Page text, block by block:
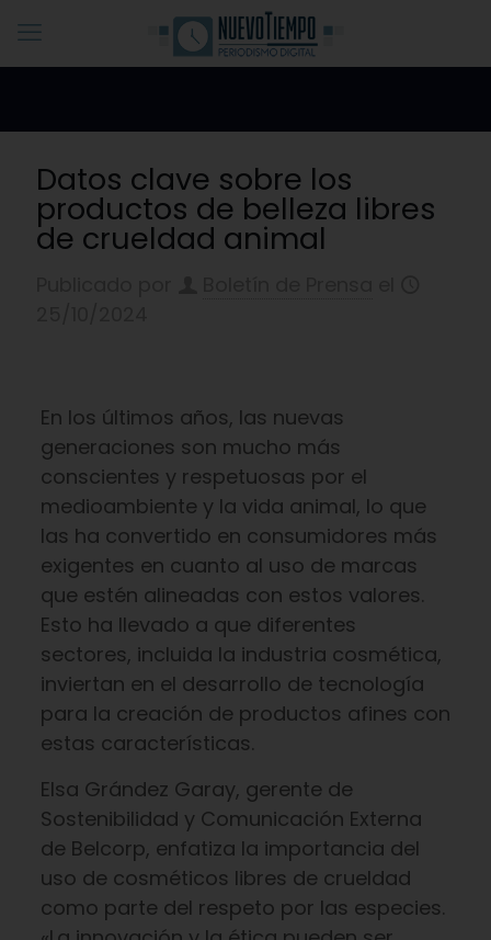
Datos clave sobre los
productos de belleza libres
de crueldad animal
En los últimos años, las nuevas
generaciones son mucho más
conscientes y respetuosas por el
medioambiente y la vida animal, lo que
las ha convertido en consumidores más
exigentes en cuanto al uso de marcas
que estén alineadas con estos valores.
Esto ha llevado a que diferentes
sectores, incluida la industria cosmética,
inviertan en el desarrollo de tecnología
para la creación de productos afines con
estas características.
Elsa Grández Garay, gerente de
Sostenibilidad y Comunicación Externa
de Belcorp, enfatiza la importancia del
uso de cosméticos libres de crueldad
como parte del respeto por las especies.